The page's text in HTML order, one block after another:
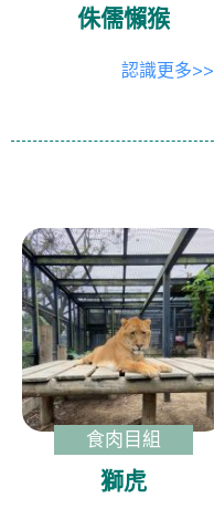
侏儒懶猴
認識更多>>
食肉目組
獅虎